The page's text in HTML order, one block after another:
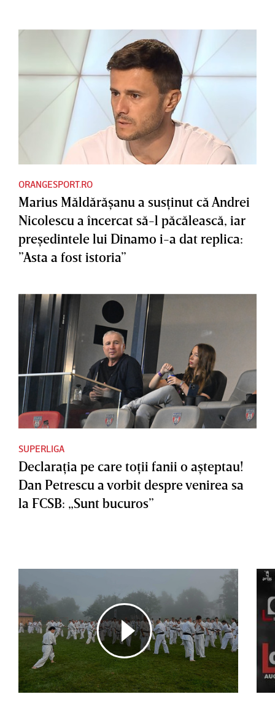
ORANGESPORT.RO
Marius Măldărăşanu a susţinut că Andrei
Nicolescu a încercat să-l păcălească, iar
preşedintele lui Dinamo i-a dat replica:
”Asta a fost istoria”
SUPERLIGA
Declaraţia pe care toţii fanii o aşteptau!
Dan Petrescu a vorbit despre venirea sa
la FCSB: „Sunt bucuros”